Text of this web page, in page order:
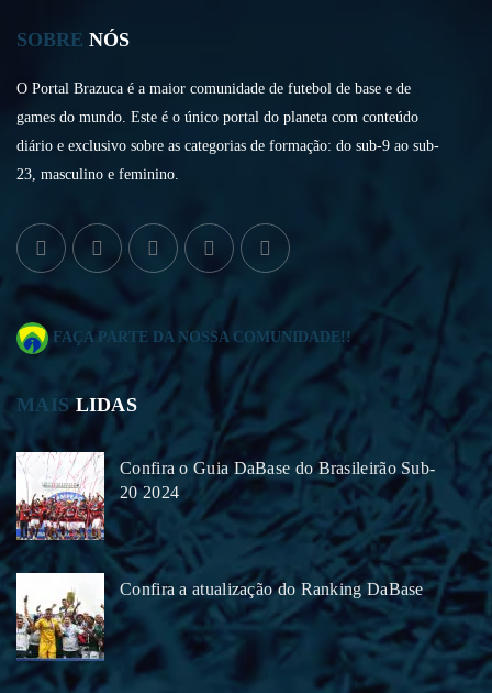
SOBRE NÓS
O Portal Brazuca é a maior comunidade de futebol de base e de
games do mundo. Este é o único portal do planeta com conteúdo
diário e exclusivo sobre as categorias de formação: do sub-9 ao sub-
23, masculino e feminino.
FAÇA PARTE DA NOSSA COMUNIDADE!!
MAISLIDAS
Confira o Guia DaBase do Brasileirão Sub-
20 2024
Confira a atualização do Ranking DaBase